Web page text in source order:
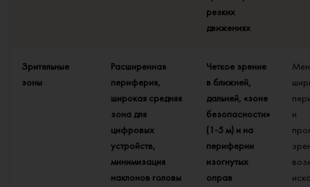
резких
движениях
Зрительные
зоны
Расширенная
периферия,
широкая средняя
зона для
цифровых
устройств,
минимизация
наклонов головы
Четкое зрение
в ближней,
дальней, «зоне
безопасности»
(1-5 м) и на
периферии
изогнутых
оправ
и